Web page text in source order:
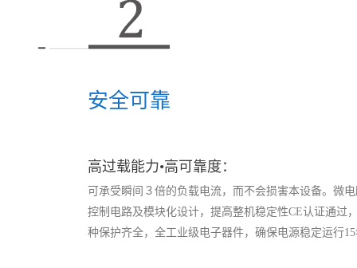
安全可靠
高过载能力•高可靠度：
可承受瞬间３倍的负载电流，而不会损害本设备。微
控制电路及模块化设计，提高整机稳定性CE认证通过
种保护齐全，全工业级电子器件，确保电源稳定运行